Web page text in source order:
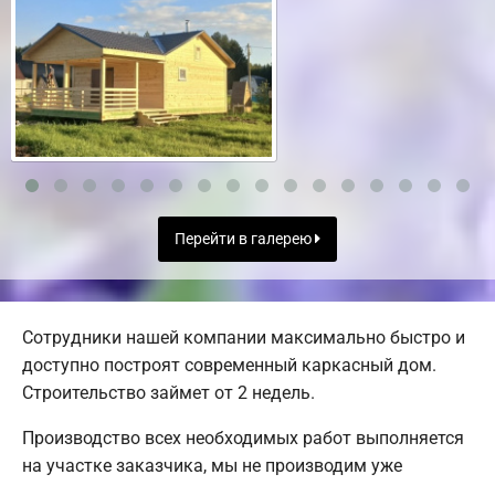
Перейти в галерею
Сотрудники нашей компании максимально быстро и
доступно построят современный каркасный дом.
Строительство займет от 2 недель.
Производство всех необходимых работ выполняется
на участке заказчика, мы не производим уже